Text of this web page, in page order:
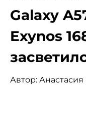
Galaxy
Exynos
Автор: